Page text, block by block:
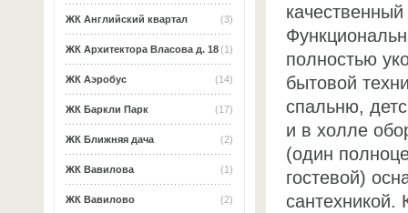
(3)
ЖК Английский квартал
(1)
ЖК Архитектора Власова д. 18
(14)
ЖК Аэробус
(17)
ЖК Баркли Парк
(2)
ЖК Ближняя дача
(1)
ЖК Вавилова
(2)
ЖК Вавилово
полностью
бытовой
спальню,
и в холле
(один
гостевой)
сантехникой.